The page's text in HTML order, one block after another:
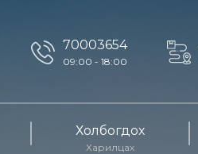
70003654
09:00 - 18:00
Холбогдох
Харилцах